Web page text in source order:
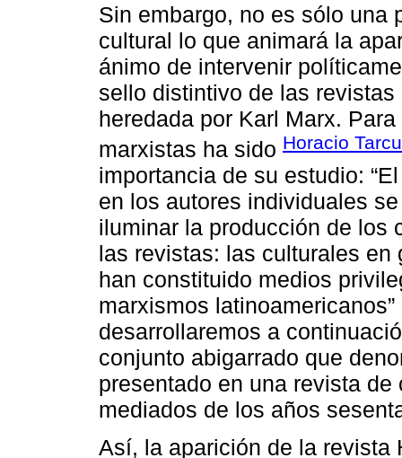
Sin embargo, no es sólo una
cultural lo que animará la
ánimo de intervenir
sello distintivo de las
heredada por Karl Marx.
marxistas ha sido Horacio
importancia de su estudio:
en los autores individuales
iluminar la producción de los
las revistas: las culturales
han constituido medios
marxismos
desarrollaremos a
conjunto abigarrado que
presentado en una revista
mediados de los años
Así, la aparición de la revista